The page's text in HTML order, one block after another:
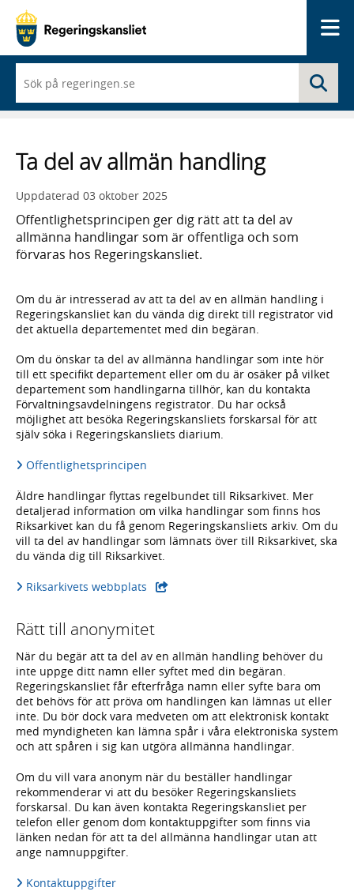
du
börjar
skriva
en
lista
med
sökförslag
Ta del av allmän handling
Uppdaterad 03 oktober 2025
Offentlighetsprincipen ger dig rätt att ta del av
allmänna handlingar som är offentliga och som
förvaras hos Regeringskansliet.
Om du är intresserad av att ta del av en allmän handling i
Regeringskansliet kan du vända dig direkt till registrator vid
det aktuella departementet med din begäran.
Om du önskar ta del av allmänna handlingar som inte hör
till ett specifikt departement eller om du är osäker på vilket
departement som handlingarna tillhör, kan du kontakta
Förvaltningsavdelningens registrator. Du har också
möjlighet att besöka Regeringskansliets forskarsal för att
själv söka i Regeringskansliets diarium.
Offentlighetsprincipen
Äldre handlingar flyttas regelbundet till Riksarkivet. Mer
detaljerad information om vilka handlingar som finns hos
Riksarkivet kan du få genom Regeringskansliets arkiv. Om du
vill ta del av handlingar som lämnats över till Riksarkivet, ska
du vända dig till Riksarkivet.
Riksarkivets webbplats- extern webbplats,
Rätt till anonymitet
När du begär att ta del av en allmän handling behöver du
inte uppge ditt namn eller syftet med din begäran.
Regeringskansliet får efterfråga namn eller syfte bara om
det behövs för att pröva om handlingen kan lämnas ut eller
inte. Du bör dock vara medveten om att elektronisk kontakt
med myndigheten kan lämna spår i våra elektroniska system
och att spåren i sig kan utgöra allmänna handlingar.
Om du vill vara anonym när du beställer handlingar
rekommenderar vi att du besöker Regeringskansliets
forskarsal. Du kan även kontakta Regeringskansliet per
telefon eller genom dom kontaktuppgifter som finns via
länken nedan för att ta del allmänna handlingar utan att
ange namnuppgifter.
Kontaktuppgifter